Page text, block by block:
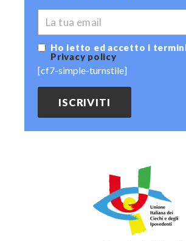
EMAIL
Ho letto ed accetto i
Privacy policy
[cf7-simple-turnstile]